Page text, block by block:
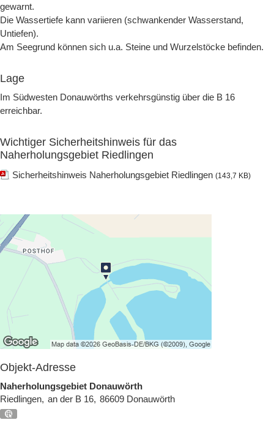
gewarnt.
Die Wassertiefe kann variieren (schwankender Wasserstand,
Untiefen).
Am Seegrund können sich u.a. Steine und Wurzelstöcke befinden.
Lage
Im Südwesten Donauwörths verkehrsgünstig über die B 16
erreichbar.
Wichtiger Sicherheitshinweis für das
Naherholungsgebiet Riedlingen
Sicherheitshinweis Naherholungsgebiet Riedlingen (143,7 KB)
Objekt-Adresse
Naherholungsgebiet Donauwörth
Riedlingen an der B 16 86609 Donauwörth